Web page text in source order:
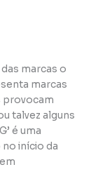
marcas o
marcas
provocam
talvez alguns
é uma
início da